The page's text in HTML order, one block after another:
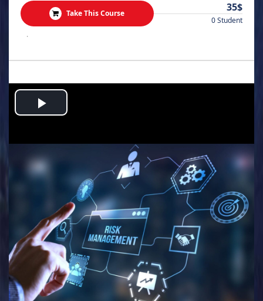
Take This Course 35$
0 Student
.
Play
Video